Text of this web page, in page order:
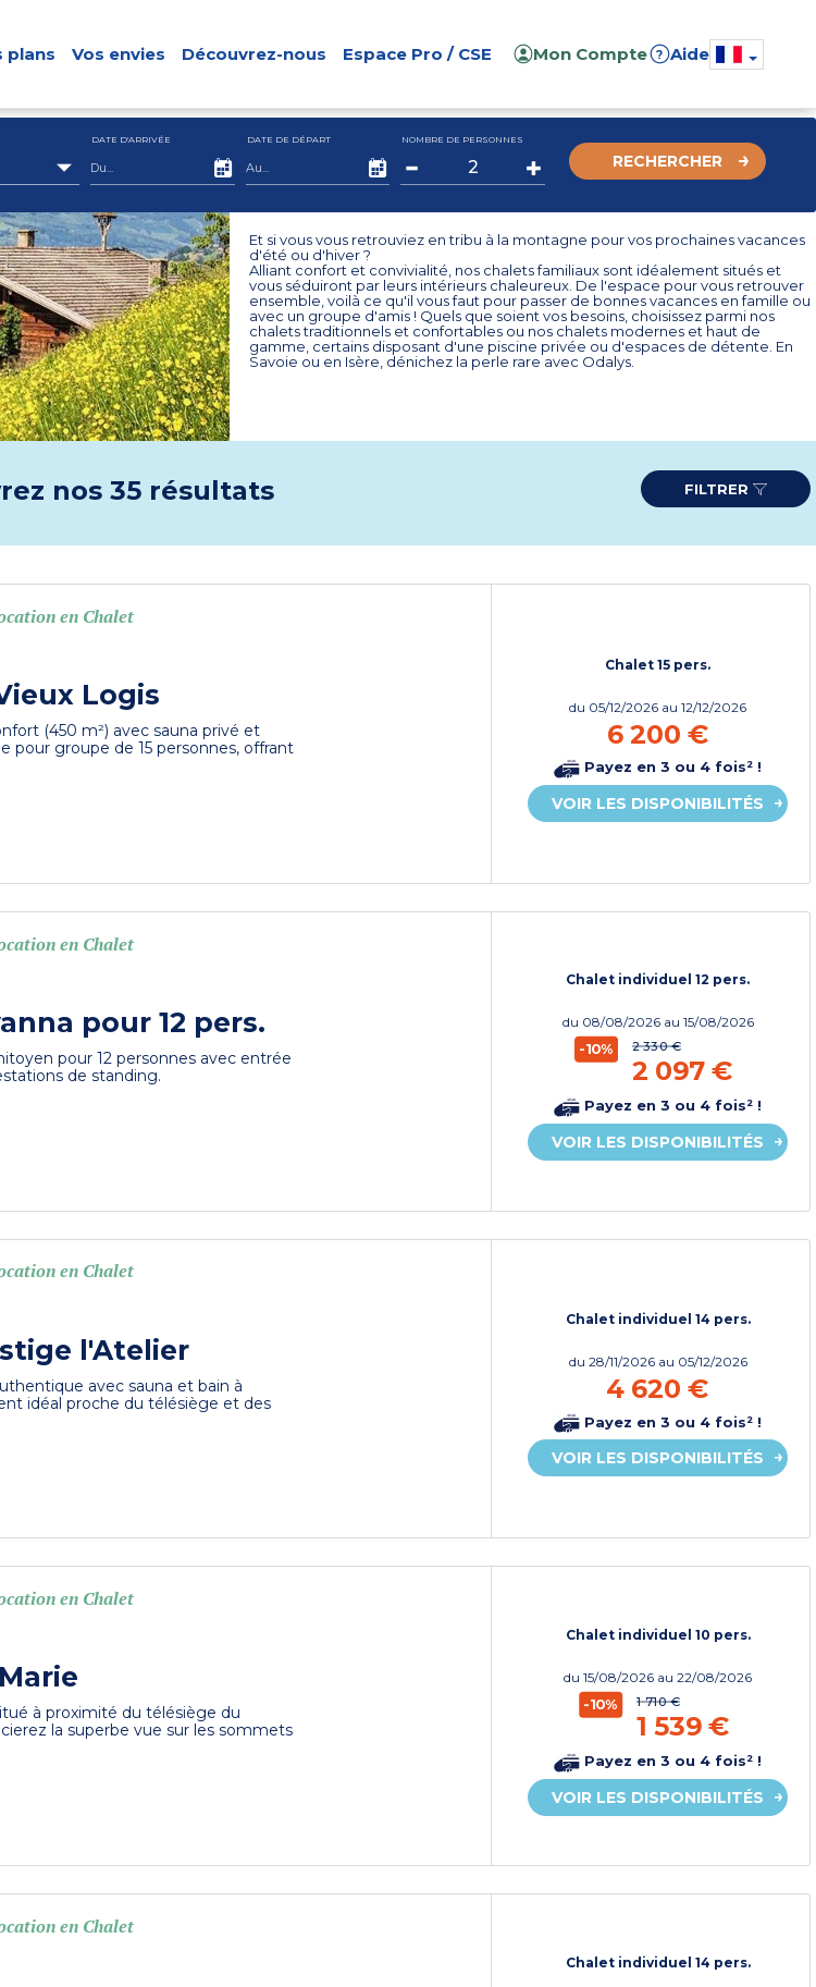
plans Vos envies Découvrez-nous Espace Pro / CSE Mon Compte ? Aide
DATE D'ARRIVÉE DATE DE DÉPART NOMBRE DE PERSONNES
RECHERCHER
Et si vous vous retrouviez en tribu à la montagne pour vos prochaines vacances
d'été ou d'hiver ?
Alliant confort et convivialité, nos chalets familiaux sont idéalement situés et
vous séduiront par leurs intérieurs chaleureux. De l'espace pour vous retrouver
ensemble, voilà ce qu'il vous faut pour passer de bonnes vacances en famille ou
avec un groupe d'amis ! Quels que soient vos besoins, choisissez parmi nos
chalets traditionnels et confortables ou nos chalets modernes et haut de
gamme, certains disposant d'une piscine privée ou d'espaces de détente. En
Savoie ou en Isère, dénichez la perle rare avec Odalys.
nos 35 résultats FILTRER
en Chalet
Logis
(450 m²) avec sauna privé et
pour groupe de 15 personnes, offrant
Chalet 15 pers.
du 05/12/2026 au 12/12/2026
6 200 €
Payez en 3 ou 4 fois² !
VOIR LES DISPONIBILITÉS
en Chalet
pour 12 pers.
pour 12 personnes avec entrée
de standing.
Chalet individuel 12 pers.
du 08/08/2026 au 15/08/2026
-10% 2 330 €
2 097 €
Payez en 3 ou 4 fois² !
VOIR LES DISPONIBILITÉS
en Chalet
l'Atelier
avec sauna et bain à
idéal proche du télésiège et des
Chalet individuel 14 pers.
du 28/11/2026 au 05/12/2026
4 620 €
Payez en 3 ou 4 fois² !
VOIR LES DISPONIBILITÉS
en Chalet
à proximité du télésiège du
la superbe vue sur les sommets
Chalet individuel 10 pers.
du15/08/2026 au 22/08/2026
-10% 1 710 €
1 539 €
Payez en 3 ou 4 fois² !
VOIR LES DISPONIBILITÉS
en Chalet
Chalet individuel 14 pers.